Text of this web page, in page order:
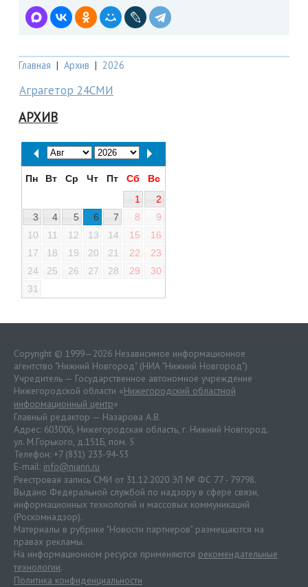
Главная | Архив | 2026
Аграгетор 24СМИ
АРХИВ
Пн Вт Ср Чт Пт Сб
Вс
1
2
3
4 5 6 7 8
9
10
11 12 13 14 15
16
17
18 19 20 21 22
23
24
25 26 27 28 29
30
31
Copyright © 1999—2026 Независимое информационное
агентство "Нижний Новгород" (НИА "Нижний Новгород")
Учредитель — Государственное автономное учреждение
Нижегородской области «Нижегородский областной
информационный центр»
Главный редактор — Назарова А.В.
Адрес: 603006, Нижегородская область, г. Нижний Новгород.
ул. М.Горького, д.151Б, пом. 5
Телефон: +7 (831) 233-94-53
E-mail: info@niann.ru
Реестровая запись СМИ от 31.12.2020 ЭЛ № ФС 77 - 79798.
Выдано Федеральной службой по надзору в сфере связи,
информационных технологий и массовых коммуникаций
(Роскомнадзор).
Материалы в рубрике "Новости партнеров" размещаются на
правах рекламы.
На информационном ресурсе применяются рекомендательные
технологии.
Политика конфиденциальности